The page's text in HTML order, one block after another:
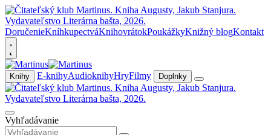
DoručenieKníhkupectváKnihovrátokPoukážkyKnižný blogKontakt
Knihy E-knihyAudioknihyHryFilmy Doplnky
Vyhľadávanie